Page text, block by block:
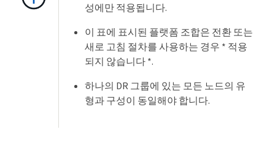
성에만 적용됩니다.
이 표에 표시된 플랫폼 조합은 전환 또는
새로 고침 절차를 사용하는 경우 * 적용
되지 않습니다 *.
하나의 DR 그룹에 있는 모든 노드의 유
형과 구성이 동일해야 합니다.